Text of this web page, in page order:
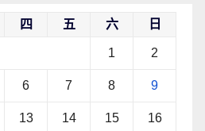
四 五 六 日
1 2
6 7 8 9
13 14 15 16